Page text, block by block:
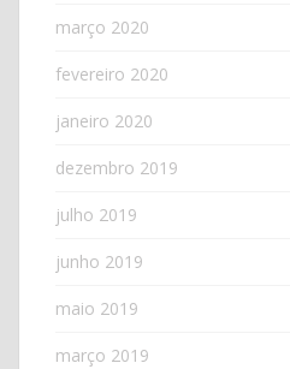
março 2020
fevereiro 2020
janeiro 2020
dezembro 2019
julho 2019
junho 2019
maio 2019
março 2019